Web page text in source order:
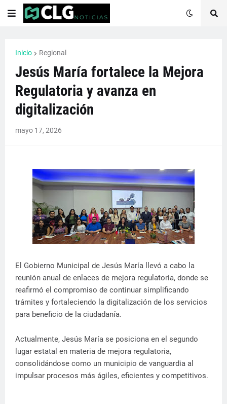
Inicio Regional
Jesús María fortalece la Mejora
Regulatoria y avanza en
digitalización
mayo 17, 2026
El Gobierno Municipal de Jesús María llevó a cabo la
reunión anual de enlaces de mejora regulatoria, donde se
reafirmó el compromiso de continuar simplificando
trámites y fortaleciendo la digitalización de los servicios
para beneficio de la ciudadanía.
Actualmente, Jesús María se posiciona en el segundo
lugar estatal en materia de mejora regulatoria,
consolidándose como un municipio de vanguardia al
impulsar procesos más ágiles, eficientes y competitivos.